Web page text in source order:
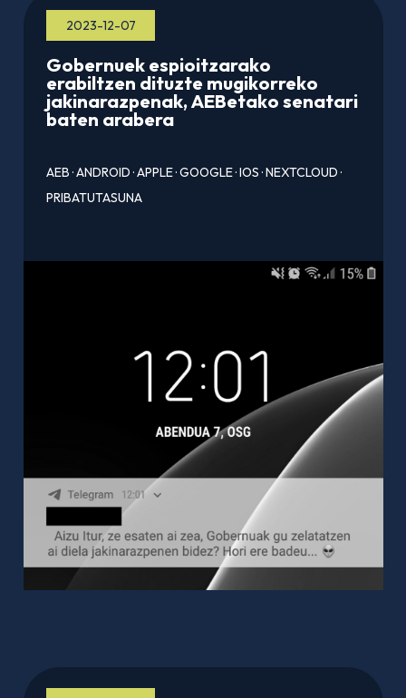
2023-12-07
Gobernuek espioitzarako
erabiltzen dituzte mugikorreko
jakinarazpenak, AEBetako senatari
baten arabera
AEB·ANDROID·APPLE·GOOGLE·IOS·NEXTCLOUD·
PRIBATUTASUNA